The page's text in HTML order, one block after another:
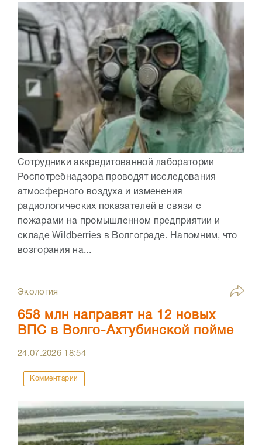
Сотрудники аккредитованной лаборатории
Роспотребнадзора проводят исследования
атмосферного воздуха и изменения
радиологических показателей в связи с
пожарами на промышленном предприятии и
складе Wildberries в Волгограде. Напомним, что
возгорания на...
Экология
658 млн направят на 12 новых
ВПС в Волго-Ахтубинской пойме
24.07.2026 18:54
Комментарии